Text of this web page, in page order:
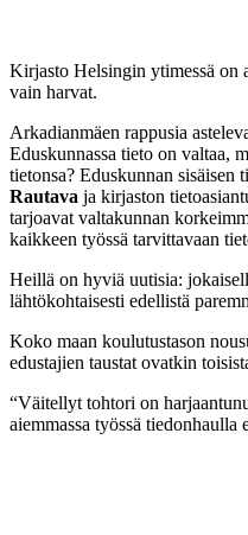
Kirjasto Helsingin ytimessä on
vain harvat.
Arkadianmäen rappusia
Eduskunnassa tieto on valtaa,
tietonsa? Eduskunnan sisäisen
Rautava ja kirjaston
tarjoavat valtakunnan
kaikkeen työssä tarvittavaan
Heillä on hyviä uutisia:
lähtökohtaisesti edellistä
Koko maan koulutustason
edustajien taustat ovatkin
“Väitellyt tohtori on
aiemmassa työssä